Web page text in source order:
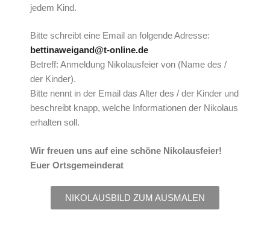
jedem Kind.
Bitte schreibt eine Email an folgende Adresse:
bettinaweigand@t-online.de
Betreff: Anmeldung Nikolausfeier von (Name des /
der Kinder).
Bitte nennt in der Email das Alter des / der Kinder und
beschreibt knapp, welche Informationen der Nikolaus
erhalten soll.
Wir freuen uns auf eine schöne Nikolausfeier!
Euer Ortsgemeinderat
NIKOLAUSBILD ZUM AUSMALEN